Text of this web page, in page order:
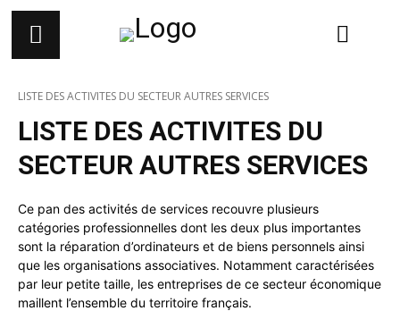
LISTE DES ACTIVITES DU SECTEUR AUTRES SERVICES
LISTE DES ACTIVITES DU
SECTEUR AUTRES SERVICES
Ce pan des activités de services recouvre plusieurs
catégories professionnelles dont les deux plus importantes
sont la réparation d’ordinateurs et de biens personnels ainsi
que les organisations associatives. Notamment caractérisées
par leur petite taille, les entreprises de ce secteur économique
maillent l’ensemble du territoire français.